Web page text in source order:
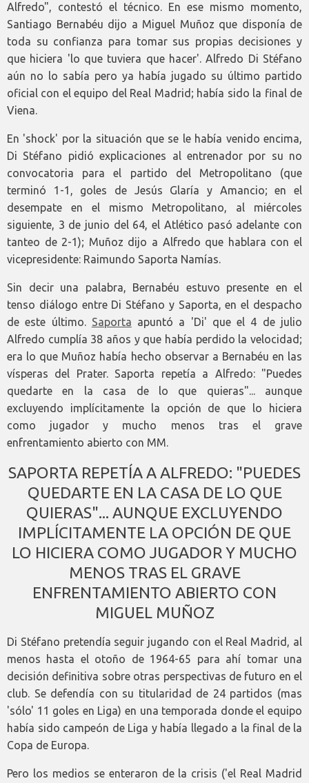
Alfredo", contestó el técnico. En ese mismo momento,
Santiago Bernabéu dijo a Miguel Muñoz que disponía de
toda su confianza para tomar sus propias decisiones y
que hiciera 'lo que tuviera que hacer'. Alfredo Di Stéfano
aún no lo sabía pero ya había jugado su último partido
oficial con el equipo del Real Madrid; había sido la final de
Viena.
En 'shock' por la situación que se le había venido encima,
Di Stéfano pidió explicaciones al entrenador por su no
convocatoria para el partido del Metropolitano (que
terminó 1-1, goles de Jesús Glaría y Amancio; en el
desempate en el mismo Metropolitano, al miércoles
siguiente, 3 de junio del 64, el Atlético pasó adelante con
tanteo de 2-1); Muñoz dijo a Alfredo que hablara con el
vicepresidente: Raimundo Saporta Namías.
Sin decir una palabra, Bernabéu estuvo presente en el
tenso diálogo entre Di Stéfano y Saporta, en el despacho
de este último. Saporta apuntó a 'Di' que el 4 de julio
Alfredo cumplía 38 años y que había perdido la velocidad;
era lo que Muñoz había hecho observar a Bernabéu en las
vísperas del Prater. Saporta repetía a Alfredo: "Puedes
quedarte en la casa de lo que quieras"... aunque
excluyendo implícitamente la opción de que lo hiciera
como jugador y mucho menos tras el grave
enfrentamiento abierto con MM.
SAPORTA REPETÍA A ALFREDO: "PUEDES
QUEDARTE EN LA CASA DE LO QUE
QUIERAS"... AUNQUE EXCLUYENDO
IMPLÍCITAMENTE LA OPCIÓN DE QUE
LO HICIERA COMO JUGADOR Y MUCHO
MENOS TRAS EL GRAVE
ENFRENTAMIENTO ABIERTO CON
MIGUEL MUÑOZ
Di Stéfano pretendía seguir jugando con el Real Madrid, al
menos hasta el otoño de 1964-65 para ahí tomar una
decisión definitiva sobre otras perspectivas de futuro en el
club. Se defendía con su titularidad de 24 partidos (mas
'sólo' 11 goles en Liga) en una temporada donde el equipo
había sido campeón de Liga y había llegado a la final de la
Copa de Europa.
Pero los medios se enteraron de la crisis ('el Real Madrid